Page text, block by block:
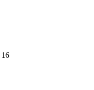
16